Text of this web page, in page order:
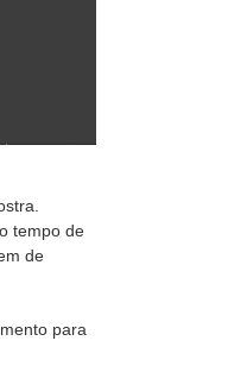
tempo de
de
para